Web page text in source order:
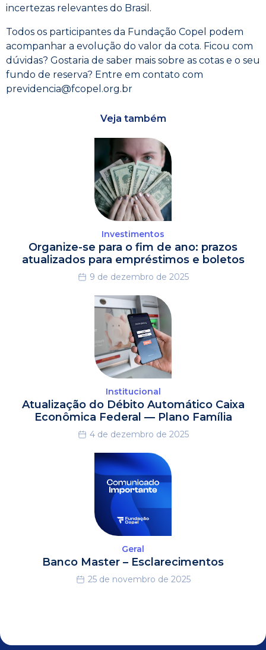
incertezas relevantes do Brasil.
Todos os participantes da Fundação Copel podem
acompanhar a evolução do valor da cota. Ficou com
dúvidas? Gostaria de saber mais sobre as cotas e o seu
fundo de reserva? Entre em contato com
previdencia@fcopel.org.br
Veja também
Investimentos
Organize-se para o fim de ano: prazos
atualizados para empréstimos e boletos
9 de dezembro de 2025
Institucional
Atualização do Débito Automático Caixa
Econômica Federal — Plano Família
4 de dezembro de 2025
Geral
Banco Master – Esclarecimentos
25 de novembro de 2025